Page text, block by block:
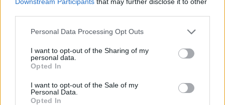
Personal Data Processing Opt Outs
I want to opt-out of the Sharing of my
personal data.
Opted In
I want to opt-out of the Sale of my
Personal Data.
Opted In